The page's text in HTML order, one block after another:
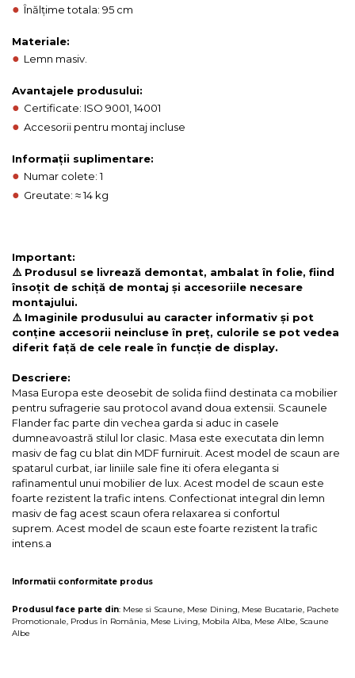
●Înălțime totala: 95 cm
Materiale:
● Lemn masiv.
Avantajele produsului:
● Certificate: ISO 9001, 14001
● Accesorii pentru montaj incluse
Informații suplimentare:
● Numar colete: 1
● Greutate: ≈ 14 kg
Important:
⚠️ Produsul se livrează demontat, ambalat în folie, fiind
însoțit de schiță de montaj și accesoriile necesare
montajului.
⚠️ Imaginile produsului au caracter informativ și pot
conține accesorii neincluse în preț, culorile se pot vedea
diferit față de cele reale în funcție de display.
Descriere:
Masa Europa este deosebit de solida fiind destinata ca mobilier
pentru sufragerie sau protocol avand doua extensii. Scaunele
Flander fac parte din vechea garda si aduc in casele
dumneavoastră stilul lor clasic. Masa este executata din lemn
masiv de fag cu blat din MDF furniruit. Acest model de scaun are
spatarul curbat, iar liniile sale fine iti ofera eleganta si
rafinamentul unui mobilier de lux. Acest model de scaun este
foarte rezistent la trafic intens. Confectionat integral din lemn
masiv de fag acest scaun ofera relaxarea si confortul
suprem. Acest model de scaun este foarte rezistent la trafic
intens.a
Informatii conformitate produs
Produsul face parte din: Mese si Scaune, Mese Dining, Mese Bucatarie, Pachete
Promotionale, Produs în România, Mese Living, Mobila Alba, Mese Albe, Scaune
Albe